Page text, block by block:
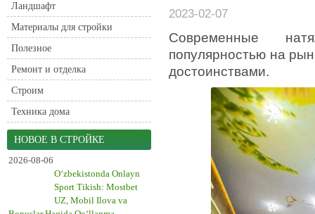
Ландшафт
Материалы для стройки
Полезное
Ремонт и отделка
Строим
Техника дома
НОВОЕ В СТРОЙКЕ
2026-08-06
O‘zbekistonda Onlayn
Sport Tikish: Mostbet
UZ, Mobil Ilova va
2023-02-07
Современные
популярностью на
достоинствами.